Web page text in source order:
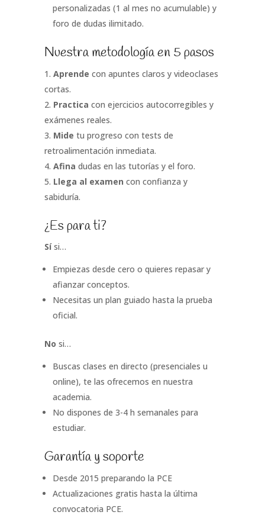
personalizadas (1 al mes no acumulable) y
foro de dudas ilimitado.
Nuestra metodología en 5 pasos
Aprende con apuntes claros y videoclases
cortas.
Practica con ejercicios autocorregibles y
exámenes reales.
Mide tu progreso con tests de
retroalimentación inmediata.
Afina dudas en las tutorías y el foro.
Llega al examen con confianza y
sabiduría.
¿Es para ti?
Sísi…
Empiezas desde cero o quieres repasar y
afianzar conceptos.
Necesitas un plan guiado hasta la prueba
oficial.
No si…
Buscas clases en directo (presenciales u
online), te las ofrecemos en nuestra
academia.
No dispones de 3-4 h semanales para
estudiar.
Garantía y soporte
Desde 2015 preparando la PCE
Actualizaciones gratis hasta la última
convocatoria PCE.